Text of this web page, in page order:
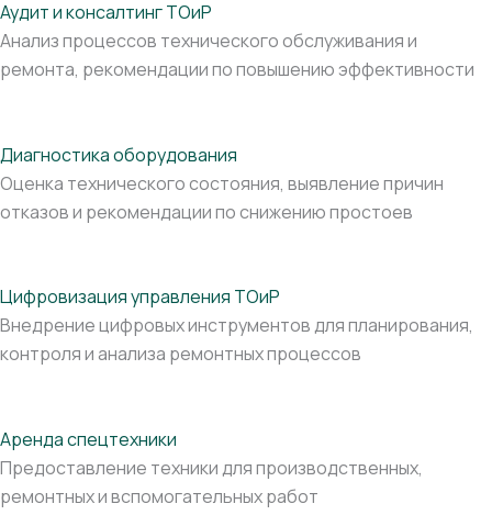
Аудит и консалтинг ТОиР
Анализ процессов технического обслуживания и
ремонта, рекомендации по повышению эффективности
Диагностика оборудования
Оценка технического состояния, выявление причин
отказов и рекомендации по снижению простоев
Цифровизация управления ТОиР
Внедрение цифровых инструментов для планирования,
контроля и анализа ремонтных процессов
Аренда спецтехники
Предоставление техники для производственных,
ремонтных и вспомогательных работ